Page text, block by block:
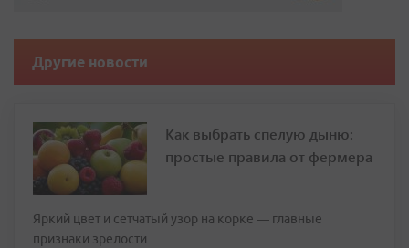
Другие новости
Как выбрать спелую дыню:
простые правила от фермера
Яркий цвет и сетчатый узор на корке — главные
признаки зрелости